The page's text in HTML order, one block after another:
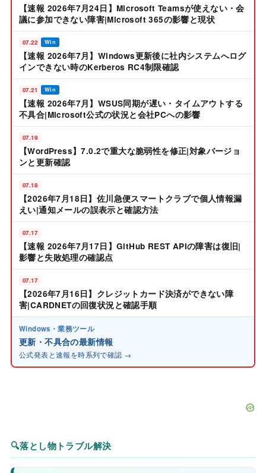
【速報 2026年7月24日】Microsoft Teamsが使えない・会
議に参加できない障害|Microsoft 365の影響と現状
07.22 Win
【速報 2026年7月】Windows更新後に社内システムへログ
インできない時のKerberos RC4制限確認
07.21 Win
【速報 2026年7月】WSUS同期が遅い・タイムアウトする
不具合|Microsoft公式の状況と会社PCへの影響
07.19
【WordPress】7.0.2で重大な脆弱性を修正|対象バージョ
ンと更新確認
07.18
【2026年7月18日】佐川急便スマートクラブで個人情報漏
えい|通知メールの誤表示と確認方法
07.17
【速報 2026年7月17日】GitHub REST APIの障害は復旧|
影響と失敗処理の確認点
07.17
【2026年7月16日】クレジットカード決済ができない障
害|CARDNETの回復状況と確認手順
Windows・業務ツール
更新・不具合の最新情報
公式発表と速報を時系列で確認 →
🔍落とし物トラブル解決